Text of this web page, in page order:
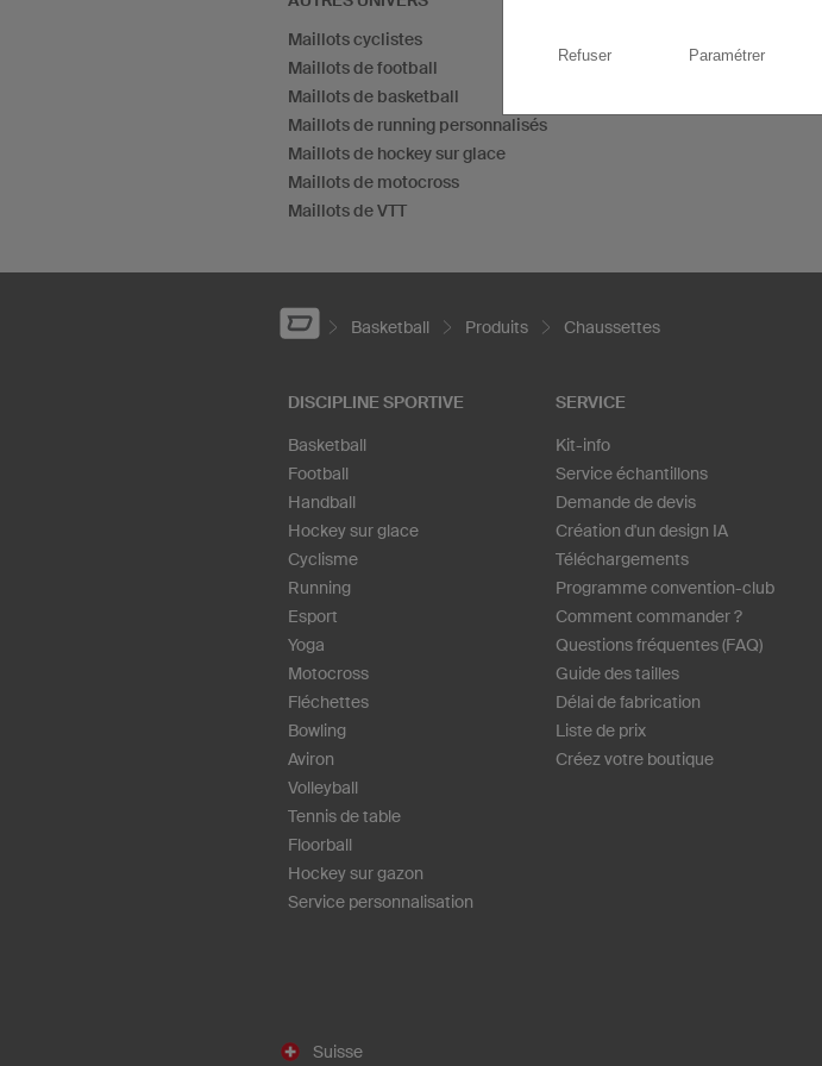
Maillots cyclistes
Maillots de football
Maillots de basketball
Maillots de running personnalisés
Maillots de hockey sur glace
Maillots de motocross
Maillots de VTT
Basketball Produits Chaussettes
DISCIPLINE SPORTIVE
Basketball
Football
Handball
Hockey sur glace
Cyclisme
Running
Esport
Yoga
Motocross
Fléchettes
Bowling
Aviron
Volleyball
Tennis de table
Floorball
Hockey sur gazon
Service personnalisation
SERVICE
Kit-info
Service échantillons
Demande de devis
Création d'un design IA
Téléchargements
Programme convention-club
Comment commander ?
Questions fréquentes (FAQ)
Guide des tailles
Délai de fabrication
Liste de prix
Créez votre boutique
Suisse
Refuser Paramétrer